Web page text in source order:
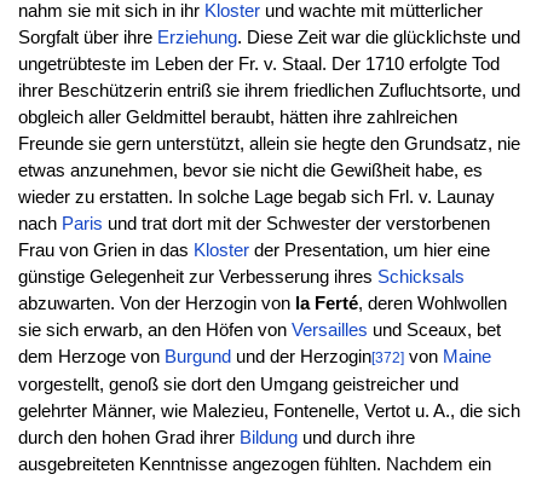
nahm sie mit sich in ihr Klosterund wachte mit mütterlicher
Sorgfalt über ihre Erziehung. Diese Zeit war die glücklichste und
ungetrübteste im Leben der Fr. v. Staal. Der 1710 erfolgte Tod
ihrer Beschützerin entriß sie ihrem friedlichen Zufluchtsorte, und
obgleich aller Geldmittel beraubt, hätten ihre zahlreichen
Freunde sie gern unterstützt, allein sie hegte den Grundsatz, nie
etwas anzunehmen, bevor sie nicht die Gewißheit habe, es
wieder zu erstatten. In solche Lage begab sich Frl. v. Launay
nach Paris und trat dort mit der Schwester der verstorbenen
Frau von Grien in das Klosterder Presentation, um hier eine
günstige Gelegenheit zur Verbesserung ihres Schicksals
abzuwarten. Von der Herzogin von la Ferté, deren Wohlwollen
sie sich erwarb, an den Höfen von Versailles und Sceaux, bet
dem Herzoge von Burgund und der Herzogin[372]von Maine
vorgestellt, genoß sie dort den Umgang geistreicher und
gelehrter Männer, wie Malezieu, Fontenelle, Vertot u. A., die sich
durch den hohen Grad ihrer Bildungund durch ihre
ausgebreiteten Kenntnisse angezogen fühlten. Nachdem ein